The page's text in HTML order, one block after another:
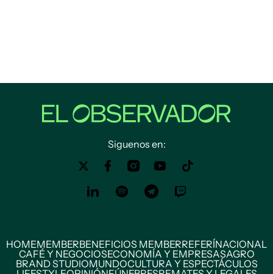
Siguenos en:
HOMEMEMBERBENEFICIOS MEMBERREFERÍNACIONAL
CAFÉ Y NEGOCIOSECONOMÍA Y EMPRESASAGRO
BRAND STUDIOMUNDOCULTURA Y ESPECTÁCULOS